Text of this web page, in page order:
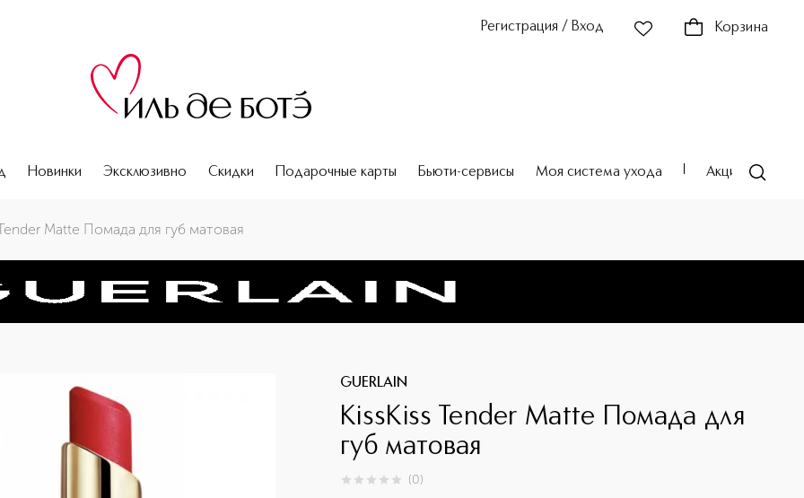
Регистрация / Вход Корзина
Новинки Эксклюзивно Скидки Подарочные карты Бьюти-сервисы Моя система ухода Акции
Matte Помада для губ матовая
GUERLAIN
KissKiss Tender Matte Помада для
губ матовая
0из 0 (0)